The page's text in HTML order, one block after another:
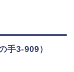
手3-909）